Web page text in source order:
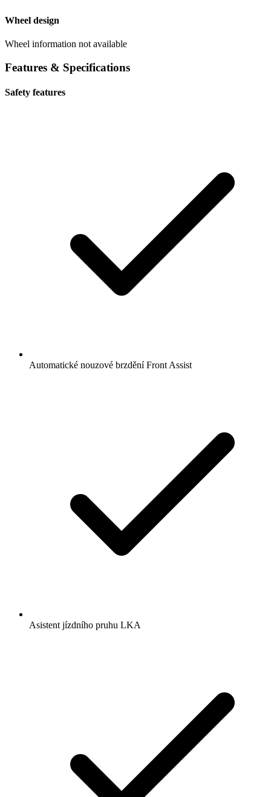
Wheel design
Wheel information not available
Features & Specifications
Safety features
Automatické nouzové brzdění Front Assist
Asistent jízdního pruhu LKA